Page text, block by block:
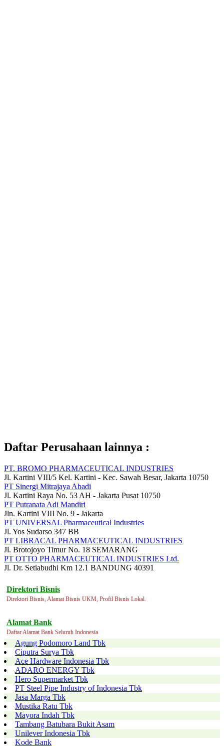
Daftar Perusahaan lainnya :
PT. BROMO PHARMACEUTICAL INDUSTRIES
Jl. Kartini VIII/5 Kel. Kartini - Kec. Sawah Besar, Jakarta 10750
PT Sinergi Mitrajaya Abadi
Jl. Kartini Raya No. 53 AH - Jakarta Pusat 10750
PT Putranata Adi Mandiri
Jln. Kartini VIII No. 9 - Jakarta
PT UNIVERSAL Pharmaceutical Industries
Jl. Yos Sudarso 347 BB
PT LIBRACAL PHARMACEUTICAL INDUSTRIES
Jl. Brotojoyo Timur No. 18 SEMARANG
PT OTTO PHARMACEUTICAL INDUSTRIES Ltd.
Jl. Dr. Setiabudhi Km 12.1 BANDUNG 40391
Direktori Bisnis
Direktori Bisnis, Alamat Bisnis UKM, Profil Bisnis Lokal.
Alamat Bank
Daftar Alamat Bank Seluruh Indonesia
Agung Podomoro Land Tbk
Ciputra Surya Tbk
Ace Hardware Indonesia Tbk
ADARO ENERGY Tbk
Hero Supermarket Tbk
PT Steel Pipe Industry of Indonesia Tbk
Jasa Marga Tbk
Mustika Ratu Tbk
Mayora Indah Tbk
Tambang Batubara Bukit Asam
Unilever Indonesia Tbk
Kode Bank